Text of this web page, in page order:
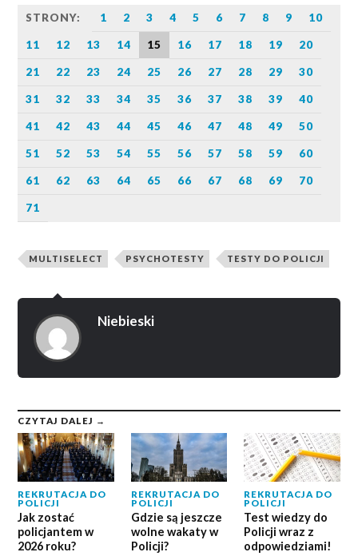
STRONY: 1 2 3 4 5 6 7 8 9 10
11 12 13 14 15 16 17 18 19 20
21 22 23 24 25 26 27 28 29 30
31 32 33 34 35 36 37 38 39 40
41 42 43 44 45 46 47 48 49 50
51 52 53 54 55 56 57 58 59 60
61 62 63 64 65 66 67 68 69 70
71
MULTISELECT PSYCHOTESTY TESTY DO POLICJI
Niebieski
CZYTAJ DALEJ →
REKRUTACJA DO
POLICJI
Jak zostać
policjantem w
2026 roku?
REKRUTACJA DO
POLICJI
Gdzie są jeszcze
wolne wakaty w
Policji?
REKRUTACJA DO
POLICJI
Test wiedzy do
Policji wraz z
odpowiedziami!